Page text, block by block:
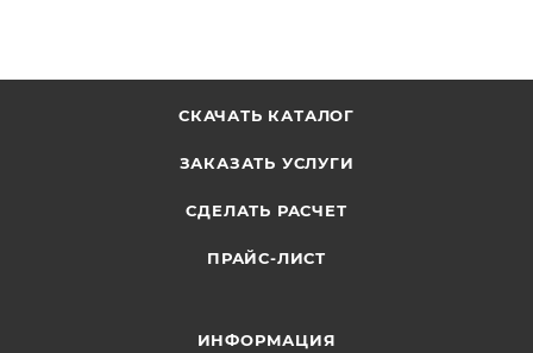
СКАЧАТЬ КАТАЛОГ
ЗАКАЗАТЬ УСЛУГИ
СДЕЛАТЬ РАСЧЕТ
ПРАЙС-ЛИСТ
ИНФОРМАЦИЯ